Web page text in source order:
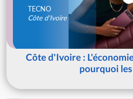
TECNO
Côte d'Ivoire
Côte d'Ivoire :
pourquoi les